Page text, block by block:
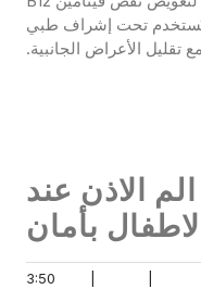
تحت إشراف طبي
تقليل الأعراض الجانبية.
الاذن عند
بأمان
3:50